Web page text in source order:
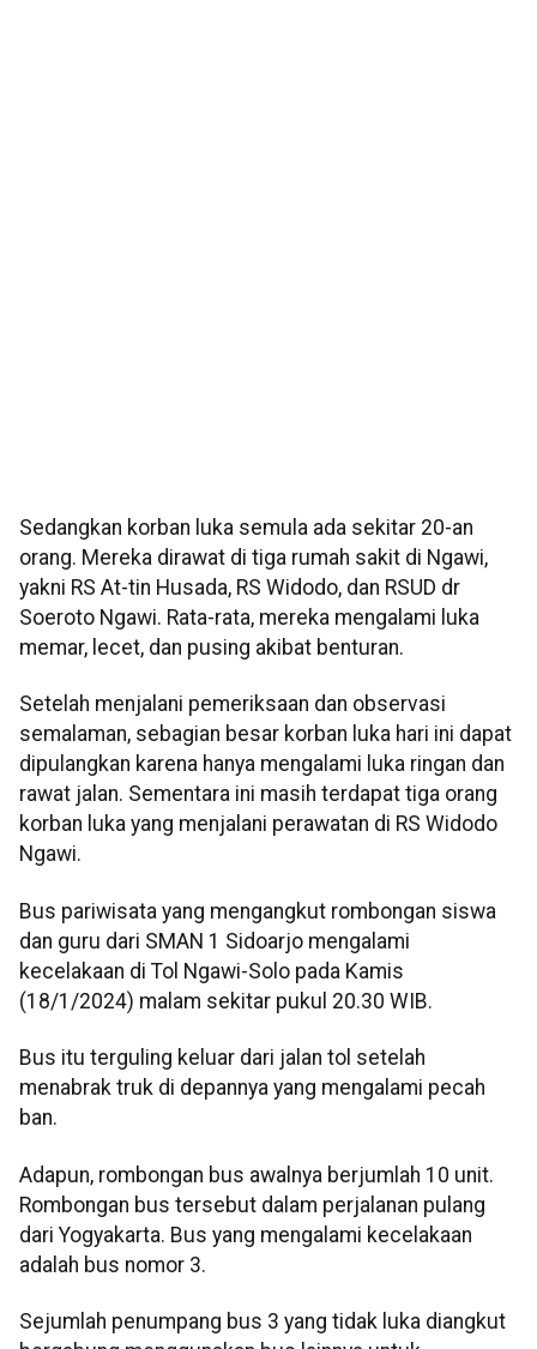
Sedangkan korban luka semula ada sekitar 20-an
orang. Mereka dirawat di tiga rumah sakit di Ngawi,
yakni RS At-tin Husada, RS Widodo, dan RSUD dr
Soeroto Ngawi. Rata-rata, mereka mengalami luka
memar, lecet, dan pusing akibat benturan.
Setelah menjalani pemeriksaan dan observasi
semalaman, sebagian besar korban luka hari ini dapat
dipulangkan karena hanya mengalami luka ringan dan
rawat jalan. Sementara ini masih terdapat tiga orang
korban luka yang menjalani perawatan di RS Widodo
Ngawi.
Bus pariwisata yang mengangkut rombongan siswa
dan guru dari SMAN 1 Sidoarjo mengalami
kecelakaan di Tol Ngawi-Solo pada Kamis
(18/1/2024) malam sekitar pukul 20.30 WIB.
Bus itu terguling keluar dari jalan tol setelah
menabrak truk di depannya yang mengalami pecah
ban.
Adapun, rombongan bus awalnya berjumlah 10 unit.
Rombongan bus tersebut dalam perjalanan pulang
dari Yogyakarta. Bus yang mengalami kecelakaan
adalah bus nomor 3.
Sejumlah penumpang bus 3 yang tidak luka diangkut